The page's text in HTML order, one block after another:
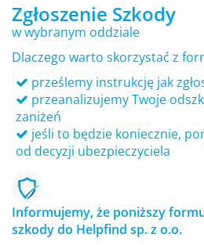
Zgłoszenie Szkody
w wybranym oddziale
Dlaczego warto skorzystać z
prześlemy instrukcję jak
przeanalizujemy Twoje
zaniżeń
jeśli to będzie koniecznie,
od decyzji ubezpieczyciela
Informujemy, że poniższy
szkody do Helpfind sp. z o.o.